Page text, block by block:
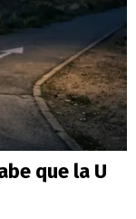
que la U